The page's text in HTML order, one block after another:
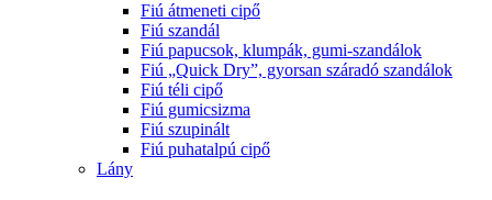
Fiú átmeneti cipő
Fiú szandál
Fiú papucsok, klumpák, gumi-szandálok
Fiú „Quick Dry”, gyorsan száradó szandálok
Fiú téli cipő
Fiú gumicsizma
Fiú szupinált
Fiú puhatalpú cipő
Lány